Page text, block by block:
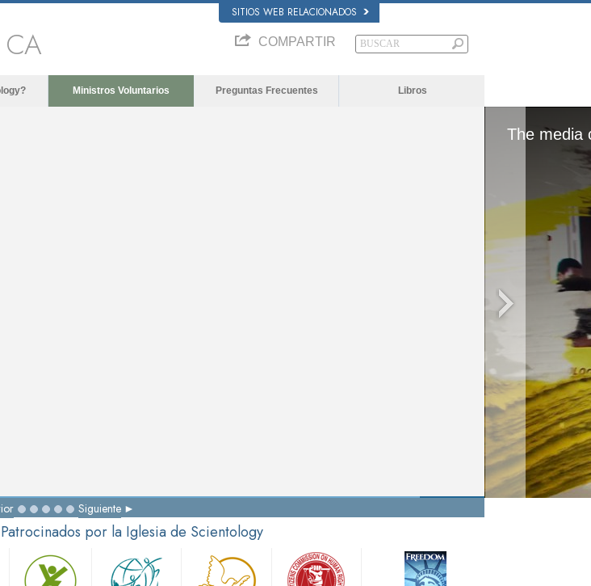
SITIOS WEB RELACIONADOS
COMPARTIR
Ministros Voluntarios Preguntas Frecuentes Libros
not be loaded, either because the server or network failed or because the
Siguiente
Patrocinados por la Iglesia de Scientology